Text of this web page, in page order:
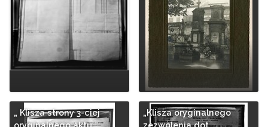
„ Klisza strony 3-ciej
oryginalnego aktu
„Klisza oryginalnego
zezwolenia dot.